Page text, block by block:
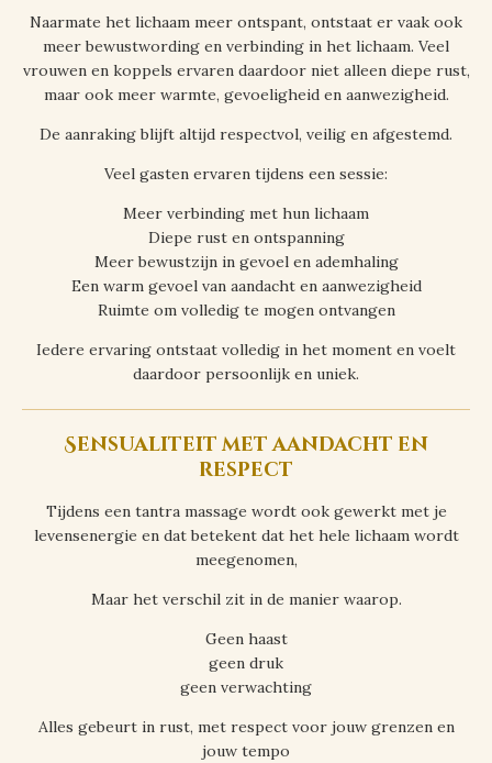
Naarmate het lichaam meer ontspant, ontstaat er vaak ook
meer bewustwording en verbinding in het lichaam. Veel
vrouwen en koppels ervaren daardoor niet alleen diepe rust,
maar ook meer warmte, gevoeligheid en aanwezigheid.
De aanraking blijft altijd respectvol, veilig en afgestemd.
Veel gasten ervaren tijdens een sessie:
Meer verbinding met hun lichaam
Diepe rust en ontspanning
Meer bewustzijn in gevoel en ademhaling
Een warm gevoel van aandacht en aanwezigheid
Ruimte om volledig te mogen ontvangen
Iedere ervaring ontstaat volledig in het moment en voelt
daardoor persoonlijk en uniek.
Sensualiteit met aandacht en
respect
Tijdens een tantra massage wordt ook gewerkt met je
levensenergie en dat betekent dat het hele lichaam wordt
meegenomen,
Maar het verschil zit in de manier waarop.
Geen haast
geen druk
geen verwachting
Alles gebeurt in rust, met respect voor jouw grenzen en
jouw tempo